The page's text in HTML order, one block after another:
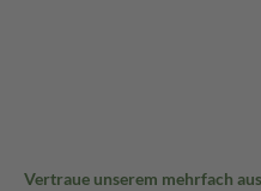
Vertraue unserem mehrfach